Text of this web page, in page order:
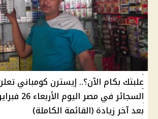
علبتك بكام الآن؟.. إيسترن كومباني
بعد آخر زيادة (القائمة الكاملة)